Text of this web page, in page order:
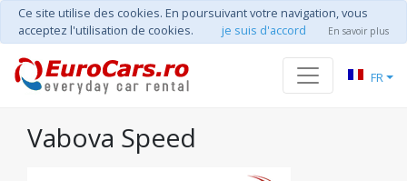
Ce site utilise des cookies. En poursuivant votre navigation, vous
acceptez l'utilisation de cookies.
je suis d'accord En savoir plus
FR
Vabova Speed